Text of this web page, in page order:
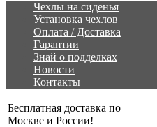
Чехлы на сиденья
Установка чехлов
Оплата / Доставка
Гарантии
Знай о подделках
Новости
Контакты
Бесплатная доставка по
Москве и России!